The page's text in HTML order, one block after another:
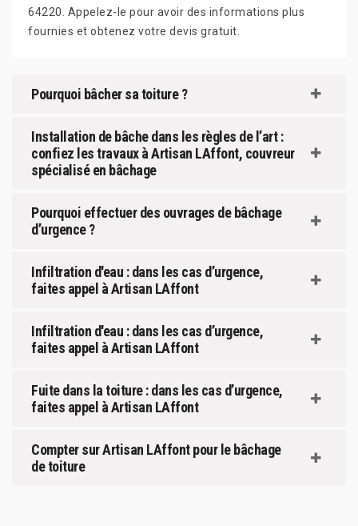
64220. Appelez-le pour avoir des informations plus
fournies et obtenez votre devis gratuit.
Pourquoi bâcher sa toiture ?
Installation de bâche dans les règles de l’art :
confiez les travaux à Artisan LAffont, couvreur
spécialisé en bâchage
Pourquoi effectuer des ouvrages de bâchage
d’urgence ?
Infiltration d'eau : dans les cas d’urgence,
faites appel à Artisan LAffont
Infiltration d'eau : dans les cas d’urgence,
faites appel à Artisan LAffont
Fuite dans la toiture : dans les cas d’urgence,
faites appel à Artisan LAffont
Compter sur Artisan LAffont pour le bâchage
de toiture